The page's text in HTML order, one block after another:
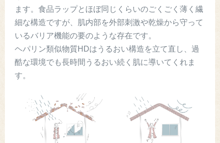
ます。食品ラップとほぼ同じくらいのごくごく薄く繊
細な構造ですが、肌内部を外部刺激や乾燥から守って
いるバリア機能の要のような存在です。
ヘパリン類似物質HDはうるおい構造を立て直し、過
酷な環境でも長時間うるおい続く肌に導いてくれま
す。